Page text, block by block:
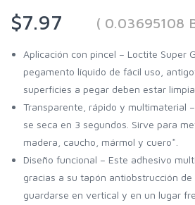
$7.97
( 0.03695108
Aplicación con pincel – Loctite Super
pegamento líquido de fácil uso,
superficies a pegar deben estar
Transparente, rápido y multimaterial
se seca en 3 segundos. Sirve para
madera, caucho, mármol y cuero*.
Diseño funcional – Este adhesivo
gracias a su tapón antiobstrucción
guardarse en vertical y en un lugar